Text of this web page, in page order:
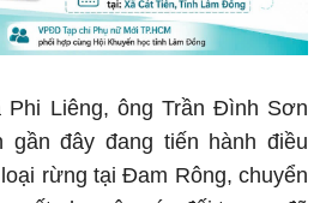
Phi Liêng, ông Trần Đình Sơn
gần đây đang tiến hành điều
rừng tại Đam Rông, chuyển